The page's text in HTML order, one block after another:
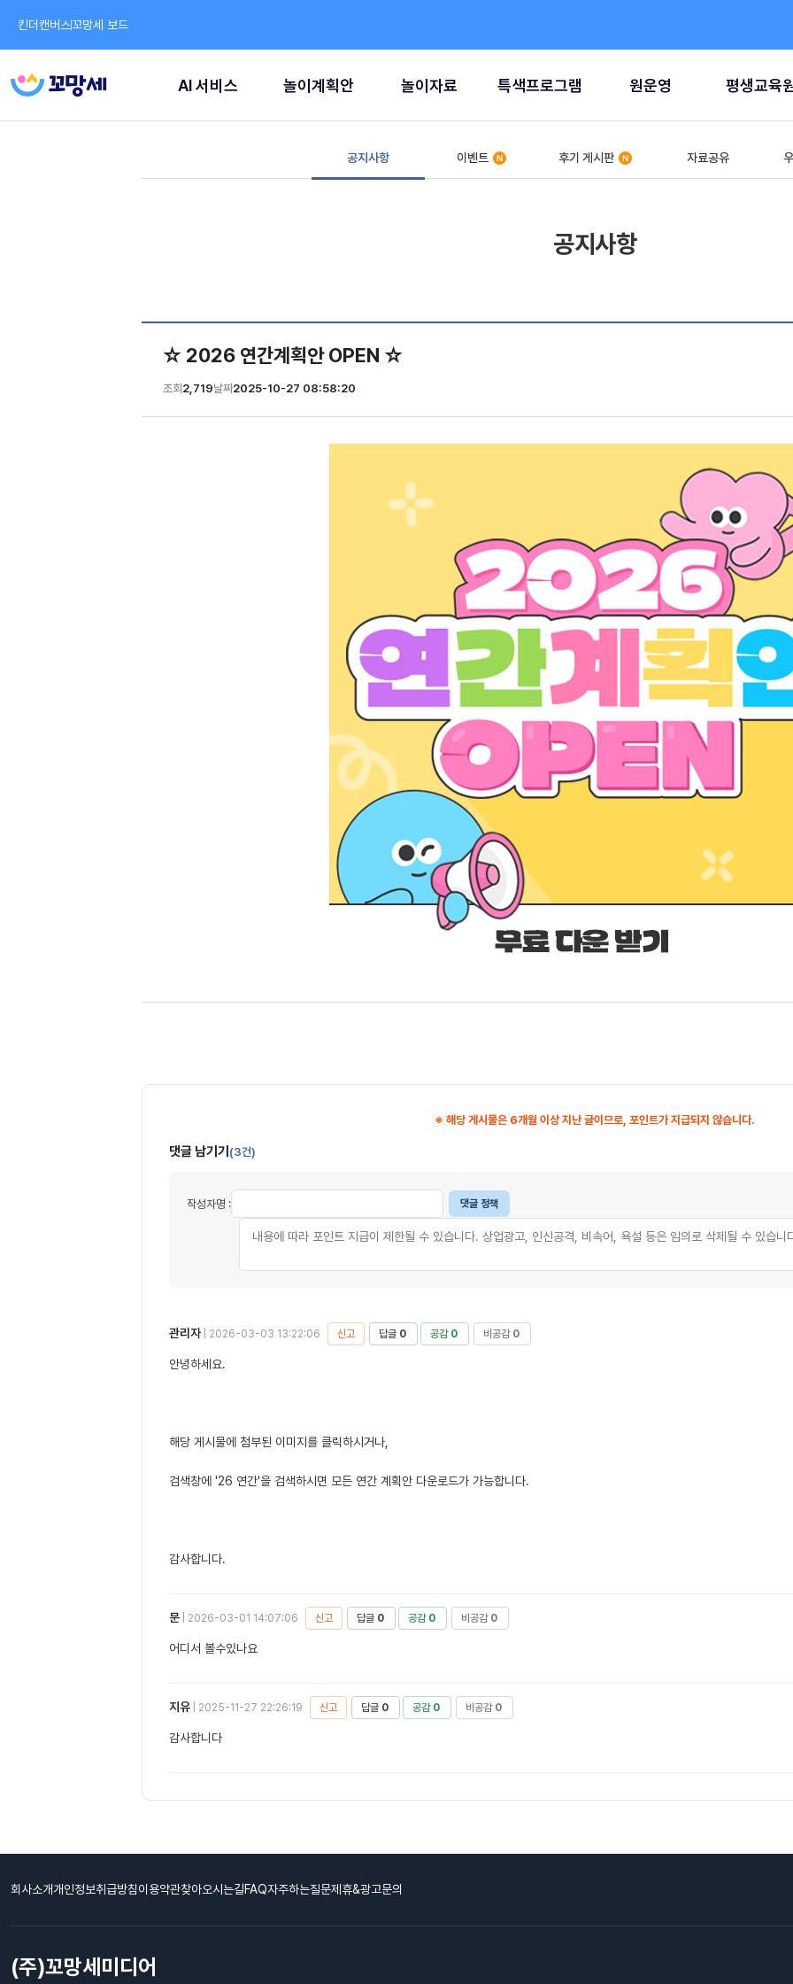
킨더캔버스꼬망세 보드
AI 서비스 놀이계획안 놀이자료 특색프로그램 원운영 평생교육
공지사항 이벤트 후기 게시판 자료공유
공지사항
☆ 2026 연간계획안 OPEN ☆
조회 2,719날짜2025-10-27 08:58:20
※ 해당 게시물은 6개월 이상 지난 글이므로, 포인트가 지급되지 않습니다.
댓글 남기기 (3건)
작성자명 : 댓글 정책
관리자 | 2026-03-03 13:22:06 신고 답글 0 공감 0 비공감 0
안녕하세요.
해당 게시물에 첨부된 이미지를 클릭하시거나,
검색창에 '26 연간'을 검색하시면 모든 연간 계획안 다운로드가 가능합니다.
감사합니다.
문 | 2026-03-01 14:07:06 신고 답글 0 공감 0 비공감 0
어디서 볼수있나요
지유 | 2025-11-27 22:26:19 신고 답글 0 공감 0 비공감 0
감사합니다
회사소개개인정보취급방침이용약관찾아오시는길FAQ자주하는질문제휴&광고문의
(주)꼬망세미디어